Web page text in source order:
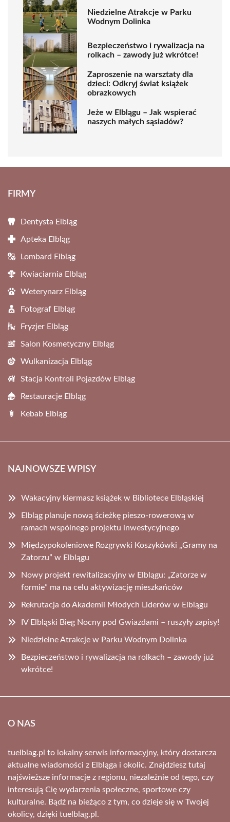
Niedzielne Atrakcje w Parku
Wodnym Dolinka
Bezpieczeństwo i rywalizacja na
rolkach – zawody już wkrótce!
Zaproszenie na warsztaty dla
dzieci: Odkryj świat książek
obrazkowych
Jeże w Elblągu – Jak wspierać
naszych małych sąsiadów?
FIRMY
Dentysta Elbląg
Apteka Elbląg
Lombard Elbląg
Kwiaciarnia Elbląg
Weterynarz Elbląg
Fotograf Elbląg
Fryzjer Elbląg
Salon Kosmetyczny Elbląg
Wulkanizacja Elbląg
Stacja Kontroli Pojazdów Elbląg
Restauracje Elbląg
Kebab Elbląg
NAJNOWSZE WPISY
Wakacyjny kiermasz książek w Bibliotece Elbląskiej
Elbląg planuje nową ścieżkę pieszo-rowerową w
ramach wspólnego projektu inwestycyjnego
Międzypokoleniowe Rozgrywki Koszykówki „Gramy na
Zatorzu” w Elblągu
Nowy projekt rewitalizacyjny w Elblągu: „Zatorze w
formie” ma na celu aktywizację mieszkańców
Rekrutacja do Akademii Młodych Liderów w Elblągu
IV Elbląski Bieg Nocny pod Gwiazdami – ruszyły zapisy!
Niedzielne Atrakcje w Parku Wodnym Dolinka
Bezpieczeństwo i rywalizacja na rolkach – zawody już
wkrótce!
O NAS
tuelblag.pl to lokalny serwis informacyjny, który dostarcza
aktualne wiadomości z Elbląga i okolic. Znajdziesz tutaj
najświeższe informacje z regionu, niezależnie od tego, czy
interesują Cię wydarzenia społeczne, sportowe czy
kulturalne. Bądź na bieżąco z tym, co dzieje się w Twojej
okolicy, dzięki tuelblag.pl.